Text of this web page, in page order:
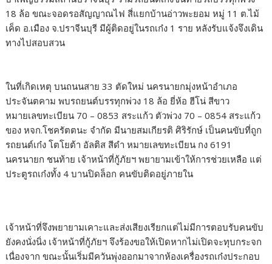
18 ล้อ ขณะจอดรอสัญญาณไฟ สี่แยกบ้านอ่าวพะยอม หมู่ 11 ต.ไม้
เค็ด อ.เมือง จ.ปราจีนบุรี มีผู้ติดอยู่ในรถเก๋ง 1 ราย หลังรับแจ้งจึงเดิน
ทางไปสอบสวน
ในที่เกิดเหตุ บนถนนสาย 33 ตัดใหม่ นครนายกมุ่งหน้าอำเภอ
ประจันตคาม พบรถยนต์บรรทุกพ่วง 18 ล้อ ยี่ห้อ ฮีโน่ สีขาว
หมายเลขทะเบียน 70 – 0853 สระแก้ว ตัวพ่วง 70 – 0854 สระแก้ว
ของ หจก.โชครัตตนะ จำกัด มีนายสมเกียรติ ศิริรักษ์ เป็นคนขับที่ถูก
รถยนต์เก๋ง โตโยต้า อัลติส สีดำ หมายเลขทะเบียน กง 6191
นครนายก ชนท้าย เจ้าหน้าที่กู้ภัยฯ พยายามเข้าให้การช่วยเหลือ แต่
ประตูรถเก๋งทั้ง 4 บานปิดล็อก คนขับติดอยู่ภายใน
เจ้าหน้าที่จึงพยายามเคาะและส่งเสียงเรียกแต่ไม่มีการตอบรับคนขับ
ยังคงนั่งนิ่ง เจ้าหน้าที่กู้ภัยฯ จึงร้องขอให้เปิดหากไม่เปิดจะทุบกระจก
เนื่องจาก ขณะนั้นเริ่มมีควันพุ่งออกมาจากห้องเครื่องรถเก๋งประกอบ